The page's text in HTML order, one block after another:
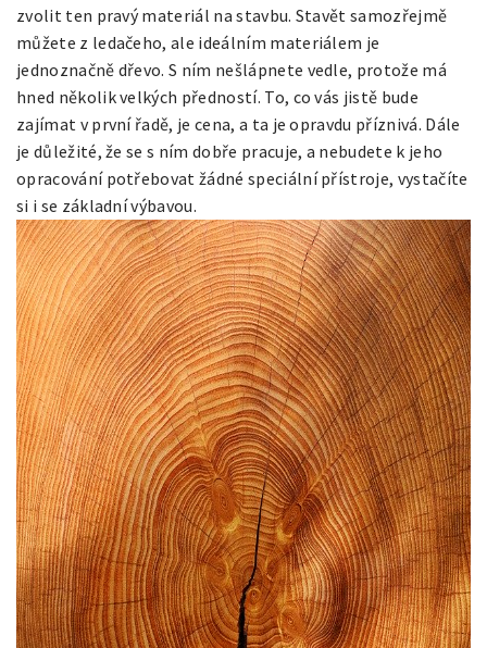
zvolit ten pravý materiál na stavbu. Stavět samozřejmě
můžete z ledačeho, ale ideálním materiálem je
jednoznačně dřevo. S ním nešlápnete vedle, protože má
hned několik velkých předností. To, co vás jistě bude
zajímat v první řadě, je cena, a ta je opravdu příznivá. Dále
je důležité, že se s ním dobře pracuje, a nebudete k jeho
opracování potřebovat žádné speciální přístroje, vystačíte
si i se základní výbavou.